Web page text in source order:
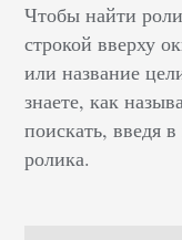
Чтобы найти
строкой вверху
или название
знаете, как
поискать, введя
ролика.